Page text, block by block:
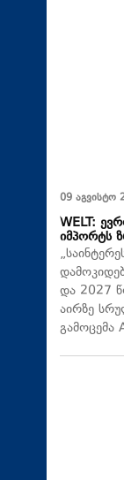
09 აგვისტო
WELT:
იმპორტს
და 2027
აირზე
გამოცემა